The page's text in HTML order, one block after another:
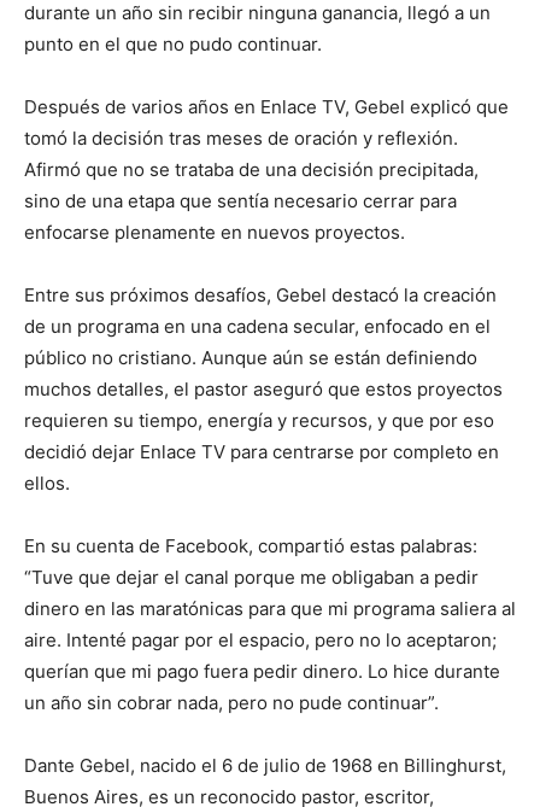
durante un año sin recibir ninguna ganancia, llegó a un
punto en el que no pudo continuar.
Después de varios años en Enlace TV, Gebel explicó que
tomó la decisión tras meses de oración y reflexión.
Afirmó que no se trataba de una decisión precipitada,
sino de una etapa que sentía necesario cerrar para
enfocarse plenamente en nuevos proyectos.
Entre sus próximos desafíos, Gebel destacó la creación
de un programa en una cadena secular, enfocado en el
público no cristiano. Aunque aún se están definiendo
muchos detalles, el pastor aseguró que estos proyectos
requieren su tiempo, energía y recursos, y que por eso
decidió dejar Enlace TV para centrarse por completo en
ellos.
En su cuenta de Facebook, compartió estas palabras:
“Tuve que dejar el canal porque me obligaban a pedir
dinero en las maratónicas para que mi programa saliera al
aire. Intenté pagar por el espacio, pero no lo aceptaron;
querían que mi pago fuera pedir dinero. Lo hice durante
un año sin cobrar nada, pero no pude continuar”.
Dante Gebel, nacido el 6 de julio de 1968 en Billinghurst,
Buenos Aires, es un reconocido pastor, escritor,